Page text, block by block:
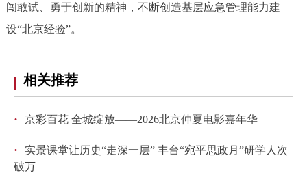
闯敢试、勇于创新的精神，不断创造基层应急管理能力建
设“北京经验”。
相关推荐
· 京彩百花 全城绽放——2026北京仲夏电影嘉年华
·
实景课堂让历史“走深一层” 丰台“宛平思政月”研学人次
破万